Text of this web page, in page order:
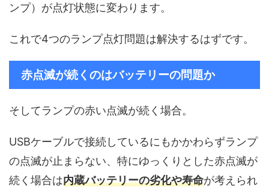
ンプ）が点灯状態に変わります。
これで4つのランプ点灯問題は解決するはずです。
赤点滅が続くのはバッテリーの問題か
そしてランプの赤い点滅が続く場合。
USBケーブルで接続しているにもかかわらずランプ
の点滅が止まらない、特にゆっくりとした赤点滅が
続く場合は内蔵バッテリーの劣化や寿命が考えられ